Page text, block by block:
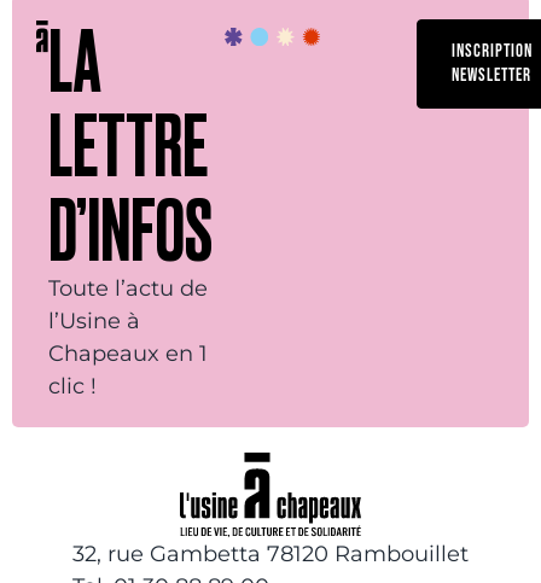
LA
LETTRE
D’INFOS
Toute l’actu de
l’Usine à
Chapeaux en 1
clic !
INSCRIPTION
NEWSLETTER
32, rue Gambetta 78120 Rambouillet